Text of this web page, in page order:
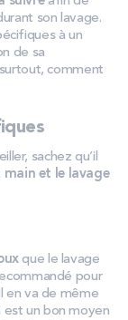
son lavage.
à un
de sa
comment
sachez qu’il
main et le lavage
que le lavage
pour
en va de même
est un bon moyen